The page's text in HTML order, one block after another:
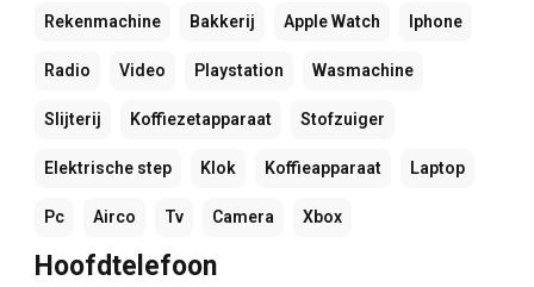
Rekenmachine Bakkerij Apple Watch Iphone
Radio Video Playstation Wasmachine
Slijterij Koffiezetapparaat Stofzuiger
Elektrische step Klok Koffieapparaat Laptop
Pc Airco Tv Camera Xbox
Hoofdtelefoon